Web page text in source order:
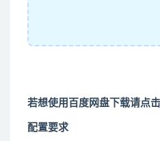
若想使用百度网盘下载请点
配置要求